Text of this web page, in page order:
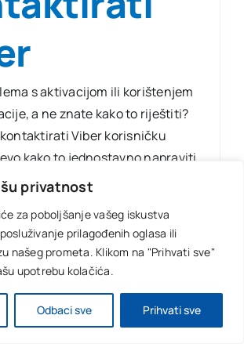
privatnost
za poboljšanje vašeg iskustva
prilagođenih oglasa ili
našeg prometa. Klikom na "Prihvati sve"
upotrebu kolačića.
Odbaci sve Prihvati sve
s aktivacijom ili korištenjem
a ne znate kako to riještiti?
Viber korisničku
kako to jednostavno napraviti.
1 2 Next